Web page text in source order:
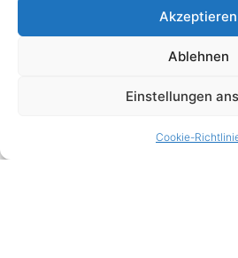
Akzeptieren
Ablehnen
Einstellungen
Cookie-